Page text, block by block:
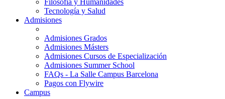
Filosofía y Humanidades
Tecnología y Salud
Admisiones
Admisiones Grados
Admisiones Másters
Admisiones Cursos de Especialización
Admisiones Summer School
FAQs - La Salle Campus Barcelona
Pagos con Flywire
Campus